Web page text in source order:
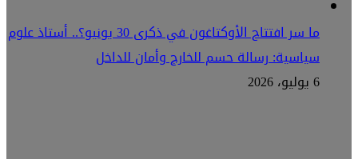
ما سر افتتاح الأوكتاغون في ذكرى 30 يونيو؟.. أستاذ علوم
سياسية: رسالة حسم للخارج وأمان للداخل
6 يوليو، 2026